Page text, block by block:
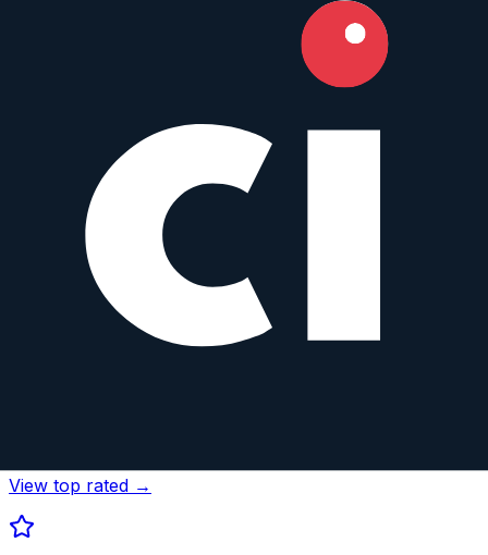
Astrophotography
View top rated →
View top rated →